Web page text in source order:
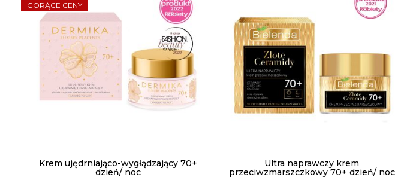
GORĄCE CENY
Krem ujędrniająco-wygłądzający 70+
dzień/ noc
Ultra naprawczy krem
przeciwzmarszczkowy 70+ dzień/ noc